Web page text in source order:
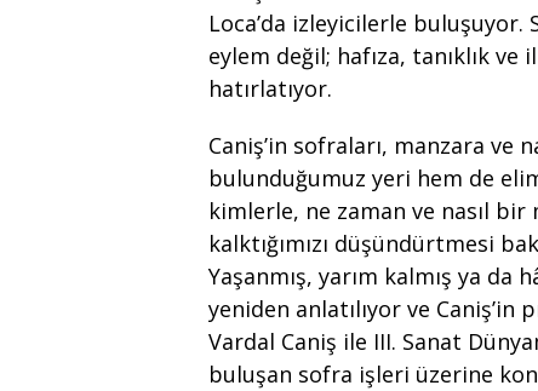
Loca’da izleyicilerle
eylem değil; hafıza, tanıklık
hatırlatıyor.
Caniş’in sofraları, manzara ve
bulunduğumuz yeri hem de
kimlerle, ne zaman ve nasıl
kalktığımızı düşündürtmesi
Yaşanmış, yarım kalmış ya da
yeniden anlatılıyor ve
Vardal Caniş ile III. Sanat
buluşan sofra işleri üzerine